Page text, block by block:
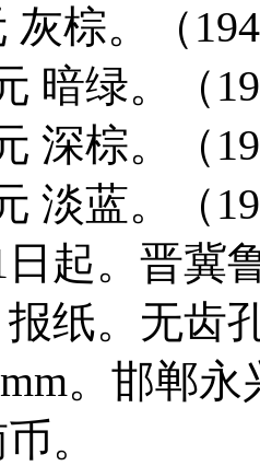
灰棕。（
暗绿。（
深棕。（
淡蓝。（
日起。晋冀
报纸。无齿
。邯郸
。